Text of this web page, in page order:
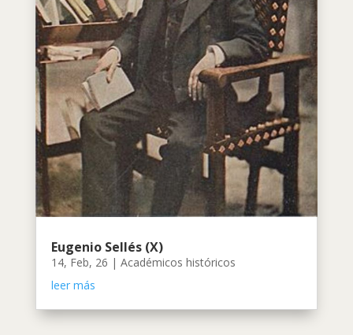
Eugenio Sellés (X)
14, Feb, 26 | Académicos históricos
leer más